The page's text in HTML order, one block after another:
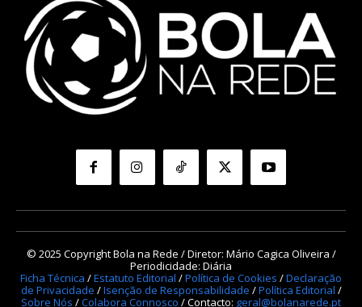
© 2025 Copyright Bola na Rede / Diretor: Mário Cagica Oliveira /
Periodicidade: Diária
Ficha Técnica /Estatuto Editorial /Política de Cookies /Declaração
de Privacidade /Isenção de Responsabilidade /Política Editorial /
Sobre Nós /Colabora Connosco / Contacto: geral@bolanarede.pt